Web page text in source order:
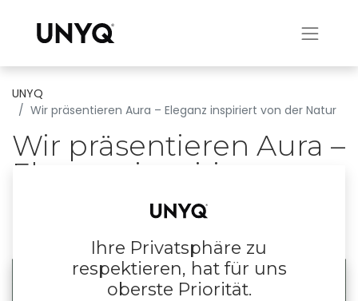
UNYQ
Wir präsentieren Aura – Eleganz inspiriert von der Natur
Wir präsentieren Aura –
Eleganz inspiriert von
13. März 2025 durchIrene Camargo Pelazas
Ihre Privatsphäre zu
respektieren, hat für uns
oberste Priorität.